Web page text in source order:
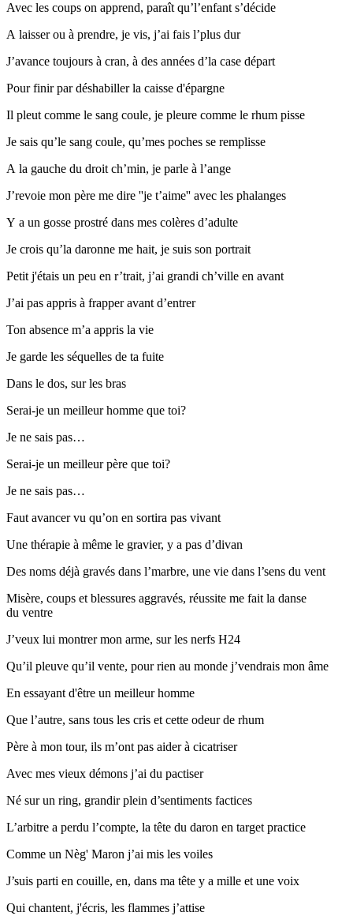
Avec les coups on apprend, paraît qu’l’enfant s’décide
A laisser ou à prendre, je vis, j’ai fais l’plus dur
J’avance toujours à cran, à des années d’la case départ
Pour finir par déshabiller la caisse d'épargne
Il pleut comme le sang coule, je pleure comme le rhum pisse
Je sais qu’le sang coule, qu’mes poches se remplisse
A la gauche du droit ch’min, je parle à l’ange
J’revoie mon père me dire ''je t’aime'' avec les phalanges
Y a un gosse prostré dans mes colères d’adulte
Je crois qu’la daronne me hait, je suis son portrait
Petit j'étais un peu en r’trait, j’ai grandi ch’ville en avant
J’ai pas appris à frapper avant d’entrer
Ton absence m’a appris la vie
Je garde les séquelles de ta fuite
Dans le dos, sur les bras
Serai-je un meilleur homme que toi?
Je ne sais pas…
Serai-je un meilleur père que toi?
Je ne sais pas…
Faut avancer vu qu’on en sortira pas vivant
Une thérapie à même le gravier, y a pas d’divan
Des noms déjà gravés dans l’marbre, une vie dans l’sens du vent
Misère, coups et blessures aggravés, réussite me fait la danse
du ventre
J’veux lui montrer mon arme, sur les nerfs H24
Qu’il pleuve qu’il vente, pour rien au monde j’vendrais mon âme
En essayant d'être un meilleur homme
Que l’autre, sans tous les cris et cette odeur de rhum
Père à mon tour, ils m’ont pas aider à cicatriser
Avec mes vieux démons j’ai du pactiser
Né sur un ring, grandir plein d’sentiments factices
L’arbitre a perdu l’compte, la tête du daron en target practice
Comme un Nèg' Maron j’ai mis les voiles
J’suis parti en couille, en, dans ma tête y a mille et une voix
Qui chantent, j'écris, les flammes j’attise